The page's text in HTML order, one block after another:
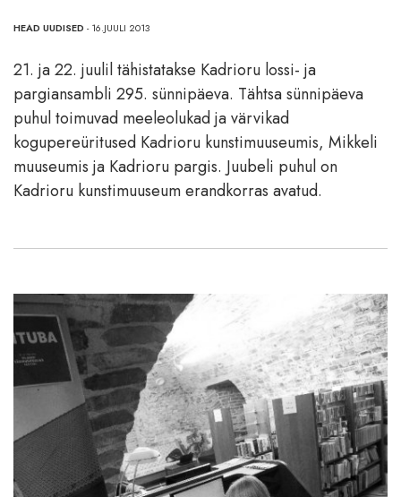
HEAD UUDISED - 16.JUULI 2013
21. ja 22. juulil tähistatakse Kadrioru lossi- ja
pargiansambli 295. sünnipäeva. Tähtsa sünnipäeva
puhul toimuvad meeleolukad ja värvikad
kogupereüritused Kadrioru kunstimuuseumis, Mikkeli
muuseumis ja Kadrioru pargis. Juubeli puhul on
Kadrioru kunstimuuseum erandkorras avatud.